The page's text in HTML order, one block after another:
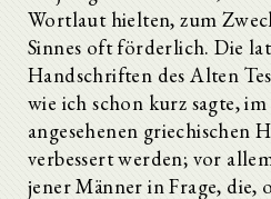
Wortlaut hielten, zum
Sinnes oft förderlich. Die
Handschriften des Alten
wie ich schon kurz sagte,
angesehenen griechischen
verbessert werden; vor
jener Männer in Frage, die,